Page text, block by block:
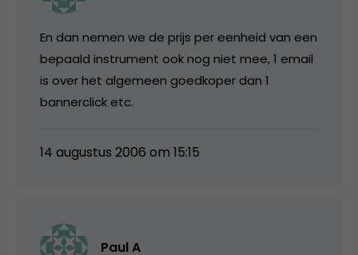
En dan nemen we de prijs per eenheid van een
bepaald instrument ook nog niet mee, 1 email
is over het algemeen goedkoper dan 1
bannerclick etc.
14 augustus 2006 om 15:15
Paul A